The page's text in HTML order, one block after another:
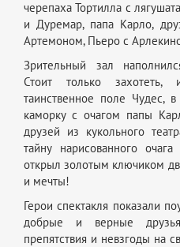
черепаха Тортилла с
и Дуремар, папа Карло,
Артемоном, Пьеро с
Зрительный зал
Стоит только
таинственное поле Чудес,
каморку с очагом папы
друзей из кукольного
тайну нарисованного
открыл золотым ключиком
и мечты!
Герои спектакля показали
добрые и верные
препятствия и невзгоды на